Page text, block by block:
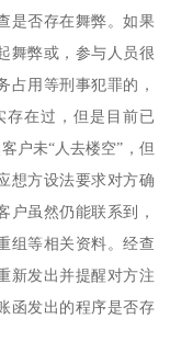
是否存在舞弊。如果
舞弊或，参与人员很
占用等刑事犯罪的，
存在过，但是目前已
户未“人去楼空”，但
想方设法要求对方确
户虽然仍能联系到，
组等相关资料。经查
新发出并提醒对方注
函发出的程序是否存